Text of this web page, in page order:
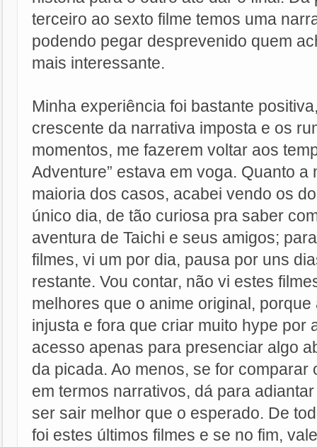
terceiro ao sexto filme temos uma
podendo pegar desprevenido quem
mais interessante.
Minha experiência foi bastante
crescente da narrativa imposta e os
momentos, me fazerem voltar aos
Adventure” estava em voga. Quanto a
maioria dos casos, acabei vendo os
único dia, de tão curiosa pra saber
aventura de Taichi e seus amigos;
filmes, vi um por dia, pausa por uns
restante. Vou contar, não vi estes
melhores que o anime original,
injusta e fora que criar muito hype por
acesso apenas para presenciar algo
da picada. Ao menos, se for comparar
em termos narrativos, dá para
ser sair melhor que o esperado. De
foi estes últimos filmes e se no fim,